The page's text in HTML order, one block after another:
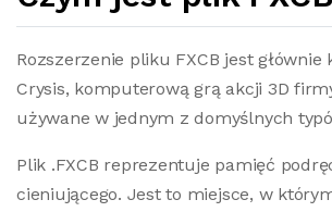
Rozszerzenie pliku FXCB jest głównie
Crysis, komputerową grą akcji 3D
używane w jednym z domyślnych
Plik .FXCB reprezentuje pamięć
cieniującego. Jest to miejsce, w